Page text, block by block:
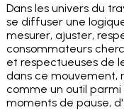
Dans les univers du
se diffuser une
mesurer, ajuster,
consommateurs
et respectueuses de
dans ce mouvement,
comme un outil
moments de pause,